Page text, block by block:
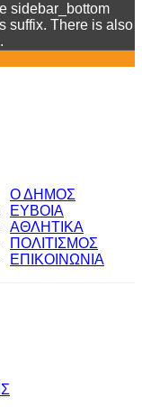
sidebar_bottom
suffix. There is also
Ο ΔΗΜΟΣ
ΕΥΒΟΙΑ
ΑΘΛΗΤΙΚΑ
ΠΟΛΙΤΙΣΜΟΣ
ΕΠΙΚΟΙΝΩΝΙΑ